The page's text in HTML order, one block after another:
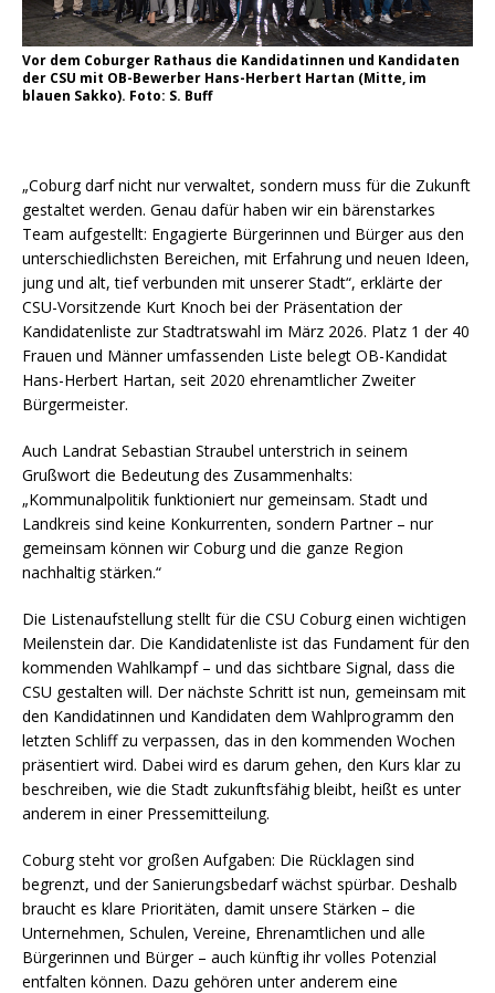
Vor dem Coburger Rathaus die Kandidatinnen und Kandidaten
der CSU mit OB-Bewerber Hans-Herbert Hartan (Mitte, im
blauen Sakko). Foto: S. Buff
„Coburg darf nicht nur verwaltet, sondern muss für die Zukunft
gestaltet werden. Genau dafür haben wir ein bärenstarkes
Team aufgestellt: Engagierte Bürgerinnen und Bürger aus den
unterschiedlichsten Bereichen, mit Erfahrung und neuen Ideen,
jung und alt, tief verbunden mit unserer Stadt“, erklärte der
CSU-Vorsitzende Kurt Knoch bei der Präsentation der
Kandidatenliste zur Stadtratswahl im März 2026. Platz 1 der 40
Frauen und Männer umfassenden Liste belegt OB-Kandidat
Hans-Herbert Hartan, seit 2020 ehrenamtlicher Zweiter
Bürgermeister.
Auch Landrat Sebastian Straubel unterstrich in seinem
Grußwort die Bedeutung des Zusammenhalts:
„Kommunalpolitik funktioniert nur gemeinsam. Stadt und
Landkreis sind keine Konkurrenten, sondern Partner – nur
gemeinsam können wir Coburg und die ganze Region
nachhaltig stärken.“
Die Listenaufstellung stellt für die CSU Coburg einen wichtigen
Meilenstein dar. Die Kandidatenliste ist das Fundament für den
kommenden Wahlkampf – und das sichtbare Signal, dass die
CSU gestalten will. Der nächste Schritt ist nun, gemeinsam mit
den Kandidatinnen und Kandidaten dem Wahlprogramm den
letzten Schliff zu verpassen, das in den kommenden Wochen
präsentiert wird. Dabei wird es darum gehen, den Kurs klar zu
beschreiben, wie die Stadt zukunftsfähig bleibt, heißt es unter
anderem in einer Pressemitteilung.
Coburg steht vor großen Aufgaben: Die Rücklagen sind
begrenzt, und der Sanierungsbedarf wächst spürbar. Deshalb
braucht es klare Prioritäten, damit unsere Stärken – die
Unternehmen, Schulen, Vereine, Ehrenamtlichen und alle
Bürgerinnen und Bürger – auch künftig ihr volles Potenzial
entfalten können. Dazu gehören unter anderem eine